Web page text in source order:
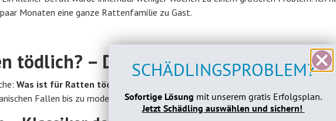
Monaten eine ganze Rattenfamilie zu Gast.
tödlich? – Die effektivsten Methoden
Was ist für Ratten tödlich
und wie kannst du sie sicher und effektiv
Fallen bis zu modernen, giftfreien Lösungen.
SCHÄDLINGSPROBLEM?
Sofortige Lösung mit unserem gratis Erfolgsplan.
Jetzt Schädling auswählen und sichern!